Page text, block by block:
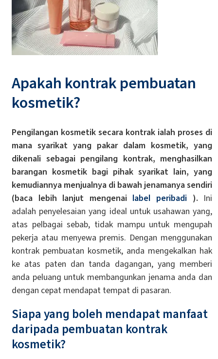
Apakah kontrak pembuatan
kosmetik?
Pengilangan kosmetik secara kontrak ialah proses di
mana syarikat yang pakar dalam kosmetik, yang
dikenali sebagai pengilang kontrak, menghasilkan
barangan kosmetik bagi pihak syarikat lain, yang
kemudiannya menjualnya di bawah jenamanya sendiri
(baca lebih lanjut mengenai label peribadi). Ini
adalah penyelesaian yang ideal untuk usahawan yang,
atas pelbagai sebab, tidak mampu untuk mengupah
pekerja atau menyewa premis. Dengan menggunakan
kontrak pembuatan kosmetik, anda mengekalkan hak
ke atas paten dan tanda dagangan, yang memberi
anda peluang untuk membangunkan jenama anda dan
dengan cepat mendapat tempat di pasaran.
Siapa yang boleh mendapat manfaat
daripada pembuatan kontrak
kosmetik?